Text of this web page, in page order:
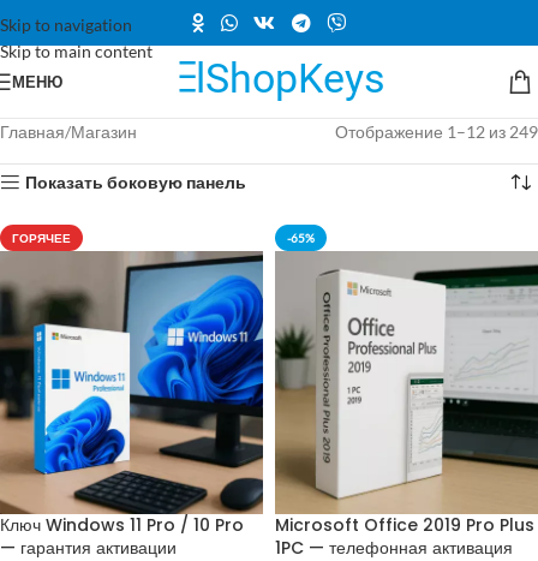
Skip to navigation
Skip to main content
МЕНЮ
Главная Магазин Отображение 1–12 из 249
Показать боковую панель
ГОРЯЧЕЕ
Ключ Windows 11 Pro / 10 Pro
— гарантия активации
-65%
Microsoft Office 2019 Pro Plus
1PC — телефонная активация